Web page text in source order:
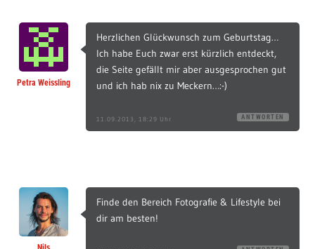
Petra Weissling
Herzlichen Glückwunsch zum Geburtstag…
Ich habe Euch zwar erst kürzlich entdeckt,
die Seite gefällt mir aber ausgesprochen gut
und ich hab nix zu Meckern…:-)
11.09.2013, 18:29 Uhr ANTWORTEN
Finde den Bereich Fotografie & Lifestyle bei
dir am besten!